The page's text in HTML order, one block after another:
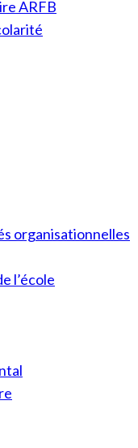
ARFB
organisationnelles
l’école